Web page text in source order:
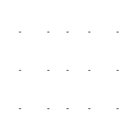
- - - - -
- - - - -
- - - - -